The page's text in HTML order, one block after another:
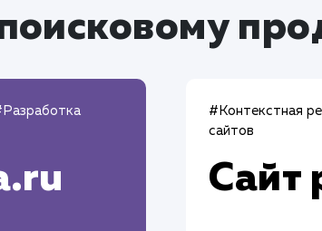
#Контекстная
сайтов
Сайт